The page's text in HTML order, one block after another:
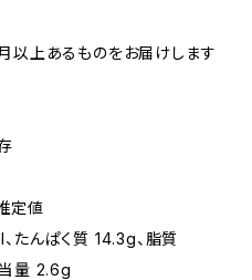
以上あるものをお届けします
定値
たんぱく質 14.3g、脂質
量 2.6g